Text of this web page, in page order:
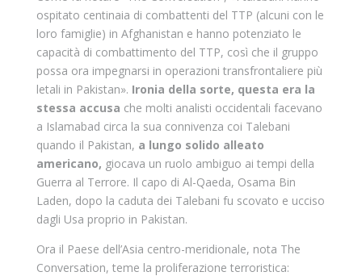
ospitato centinaia di combattenti del TTP (alcuni con le
loro famiglie) in Afghanistan e hanno potenziato le
capacità di combattimento del TTP, così che il gruppo
possa ora impegnarsi in operazioni transfrontaliere più
letali in Pakistan». Ironia della sorte, questa era la
stessa accusa che molti analisti occidentali facevano
a Islamabad circa la sua connivenza coi Talebani
quando il Pakistan, a lungo solido alleato
americano, giocava un ruolo ambiguo ai tempi della
Guerra al Terrore. Il capo di Al-Qaeda, Osama Bin
Laden, dopo la caduta dei Talebani fu scovato e ucciso
dagli Usa proprio in Pakistan.
Ora il Paese dell’Asia centro-meridionale, nota The
Conversation, teme la proliferazione terroristica: